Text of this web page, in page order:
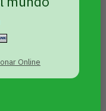
Online